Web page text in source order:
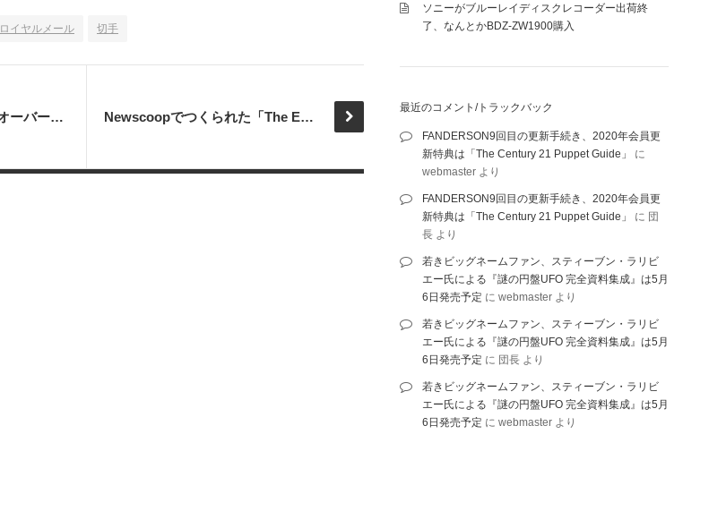
ロイヤルメール 切手
MagpieRSSでチルダがオーバーラインに字化けする場合の対応 Newscoopでつくられた「The Ed Straker Herald」
ソニーがブルーレイディスクレコーダー出荷終
了、なんとかBDZ-ZW1900購入
最近のコメント/トラックバック
FANDERSON9回目の更新手続き、2020年会員更
新特典は「The Century 21 Puppet Guide」
に
webmaster より
FANDERSON9回目の更新手続き、2020年会員更
新特典は「The Century 21 Puppet Guide」
に 団
長 より
若きビッグネームファン、スティーブン・ラリビ
エー氏による『謎の円盤UFO 完全資料集成』は5月
6日発売予定 に webmaster より
若きビッグネームファン、スティーブン・ラリビ
エー氏による『謎の円盤UFO 完全資料集成』は5月
6日発売予定 に 団長 より
若きビッグネームファン、スティーブン・ラリビ
エー氏による『謎の円盤UFO 完全資料集成』は5月
6日発売予定 に webmaster より